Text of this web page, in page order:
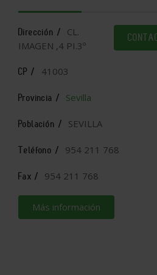
Dirección /
CL.
IMAGEN ,4 PI.3º
CP / 41003
Provincia / Sevilla
Población / SEVILLA
Teléfono / 954 211 768
Fax / 954 211 768
Más información